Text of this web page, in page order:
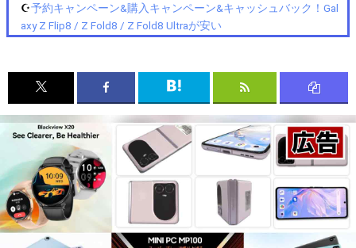
☪️予約キャンペーン&購入キャンペーン&キャッシュバック！Gal
axy Z Flip8 / Z Fold8 / Z Fold8 Ultraが安い